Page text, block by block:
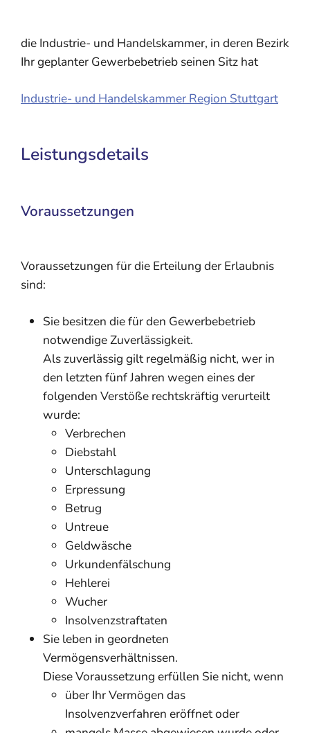
die Industrie- und Handelskammer, in deren Bezirk
Ihr geplanter Gewerbebetrieb seinen Sitz hat
Industrie- und Handelskammer Region Stuttgart
Leistungsdetails
Voraussetzungen
Voraussetzungen für die Erteilung der Erlaubnis
sind:
Sie besitzen die für den Gewerbebetrieb
notwendige Zuverlässigkeit.
Als zuverlässig gilt regelmäßig nicht, wer in
den letzten fünf Jahren wegen eines der
folgenden Verstöße rechtskräftig verurteilt
wurde:
Verbrechen
Diebstahl
Unterschlagung
Erpressung
Betrug
Untreue
Geldwäsche
Urkundenfälschung
Hehlerei
Wucher
Insolvenzstraftaten
Sie leben in geordneten
Vermögensverhältnissen.
Diese Voraussetzung erfüllen Sie nicht, wenn
über Ihr Vermögen das
Insolvenzverfahren eröffnet oder